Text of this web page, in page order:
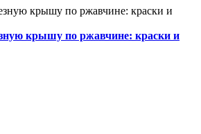
крышу по ржавчине: краски и